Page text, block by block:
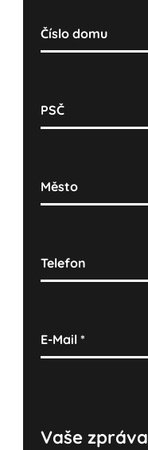
Číslo domu
PSČ
Město
Telefon
E-Mail*
Vaše zpráva